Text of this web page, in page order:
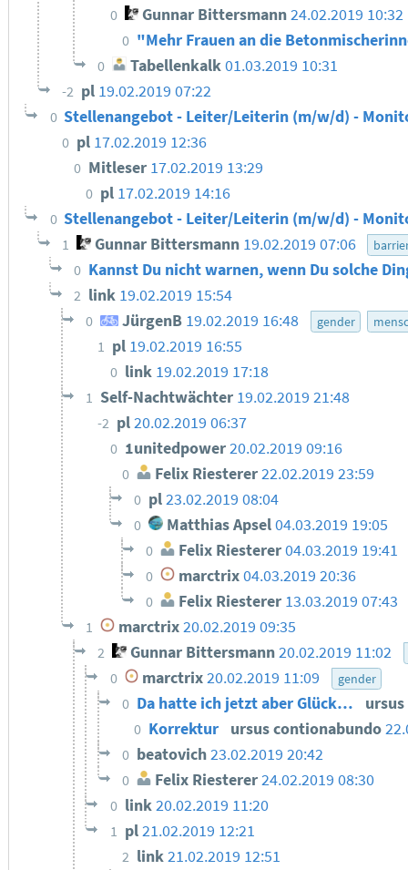
0 Gunnar Bittersmann24.02.2019 10:32
0 "Mehr Frauen an die
0 Tabellenkalk01.03.2019 10:31
-2 pl 19.02.2019 07:22
0 Stellenangebot - Leiter/Leiterin (m/w/d) -
0 pl 17.02.2019 12:36
0 Mitleser 17.02.2019 13:29
0 pl 17.02.2019 14:16
0 Stellenangebot - Leiter/Leiterin (m/w/d) -
1 Gunnar Bittersmann 19.02.2019 07:06
0 Kannst Du nicht warnen, wenn Du solche
2 link 19.02.2019 15:54
0 JürgenB 19.02.2019 16:48 gender
1 pl 19.02.2019 16:55
0 link 19.02.2019 17:18
1 Self-Nachtwächter 19.02.2019 21:48
-2 pl20.02.2019 06:37
0 1unitedpower20.02.2019 09:16
0 Felix Riesterer 22.02.2019 23:59
0 pl23.02.2019 08:04
0 Matthias Apsel04.03.2019 19:05
0 Felix Riesterer04.03.2019 19:41
0 marctrix04.03.2019 20:36
0 Felix Riesterer 13.03.2019 07:43
1 marctrix20.02.2019 09:35
2 Gunnar Bittersmann20.02.2019 11:02
0 marctrix20.02.2019 11:09 gender
0 Da hatte ich jetzt aber Glück…
0 Korrektur ursus contionabundo
0 beatovich23.02.2019 20:42
0 Felix Riesterer 24.02.2019 08:30
0 link20.02.2019 11:20
1 pl21.02.2019 12:21
2 link21.02.2019 12:51